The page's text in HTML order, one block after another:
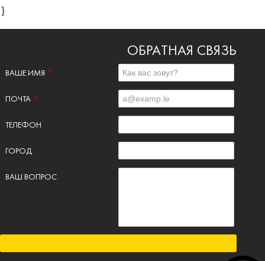
}
ОБРАТНАЯ СВЯЗЬ
ВАШЕ ИМЯ *
ПОЧТА *
ТЕЛЕФОН
ГОРОД
ВАШ ВОПРОС